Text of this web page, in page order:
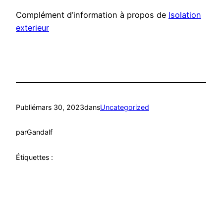
Complément d’information à propos de Isolation
exterieur
Publiémars 30, 2023dansUncategorized
parGandalf
Étiquettes :